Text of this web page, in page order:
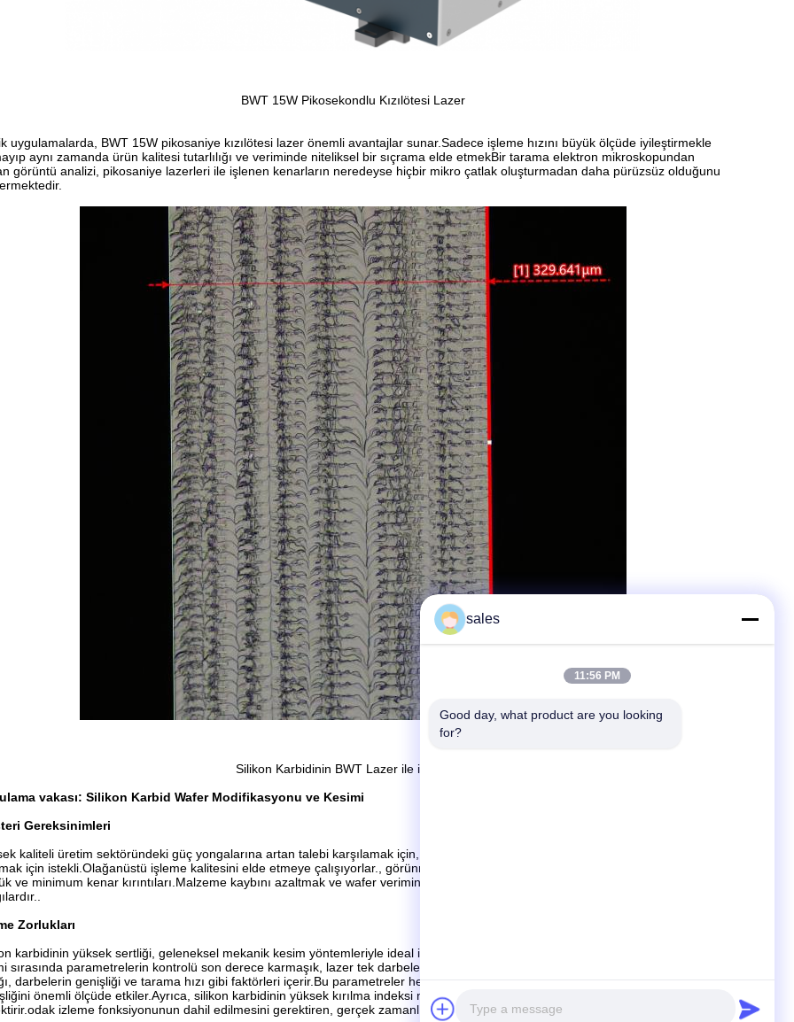
BWT 15W Pikosekondlu Kızılötesi Lazer
uygulamalarda, BWT 15W pikosaniye kızılötesi lazer önemli avantajlar sunar.Sadece işleme hızını büyük ölçüde iyileştirmekle
aynı zamanda ürün kalitesi tutarlılığı ve veriminde niteliksel bir sıçrama elde etmekBir tarama elektron mikroskopundan
görüntü analizi, pikosaniye lazerleri ile işlenen kenarların neredeyse hiçbir mikro çatlak oluşturmadan daha pürüzsüz olduğunu
Silikon Karbidinin BWT Lazer ile işlenmesi
vakası: Silikon Karbid Wafer Modifikasyonu ve Kesimi
Gereksinimleri
kaliteli üretim sektöründeki güç yongalarına artan talebi karşılamak için, birçok müşteri işleme verimliliğini ve verimliliğini
için istekli.Olağanüstü işleme kalitesini elde etmeye çalışıyorlar., görünmez kesme etkisiyle, ablasyon izleri bırakmayan, üstün
ve minimum kenar kırıntıları.Malzeme kaybını azaltmak ve wafer verimini en üst düzeye çıkarmak, müşteriler için önemli
Zorlukları
karbidinin yüksek sertliği, geleneksel mekanik kesim yöntemleriyle ideal işleme sonuçlarına ulaşmayı zorlaştırır.lazer kesme
sırasında parametrelerin kontrolü son derece karmaşık, lazer tek darbeler enerjisi, besleme mesafesi, darbelerin tekrarlanma
darbelerin genişliği ve tarama hızı gibi faktörleri içerir.Bu parametreler hem üst hem de alt yüzeylerdeki ablasyon bölgelerinin
önemli ölçüde etkiler.Ayrıca, silikon karbidinin yüksek kırılma indeksi nedeniyle, odak pozisyonu yüksek hareket doğruluğu
izleme fonksiyonunun dahil edilmesini gerektiren, gerçek zamanlı izleme ve odak değişimlerinin telafi ile birlikte.
sales
11:56 PM
Good day, what product are you looking
for?